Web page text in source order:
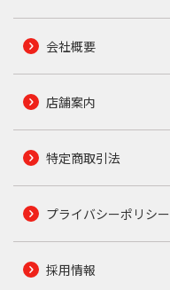
会社概要
店舗案内
特定商取引法
プライバシーポリシー
採用情報